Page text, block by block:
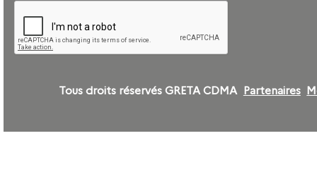
Tous droits réservés GRETA CDMA Partenaires